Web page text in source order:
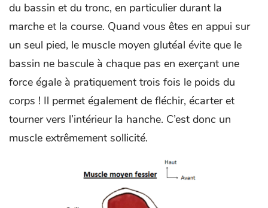
du bassin et du tronc, en particulier durant la
marche et la course. Quand vous êtes en appui sur
un seul pied, le muscle moyen glutéal évite que le
bassin ne bascule à chaque pas en exerçant une
force égale à pratiquement trois fois le poids du
corps ! Il permet également de fléchir, écarter et
tourner vers l’intérieur la hanche. C’est donc un
muscle extrêmement sollicité.